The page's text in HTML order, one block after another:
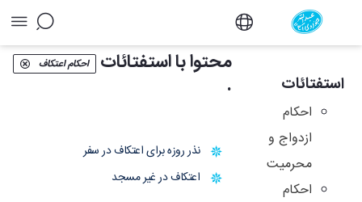
آرشیو استفتائات و توضیح المسائل - دفتر
استفتائات
احکام
ازدواج و
محرمیت
احکام
محتوا با استفتائات احکام اعتکاف
.
نذر روزه برای اعتکاف در سفر
اعتكاف در غير مسجد